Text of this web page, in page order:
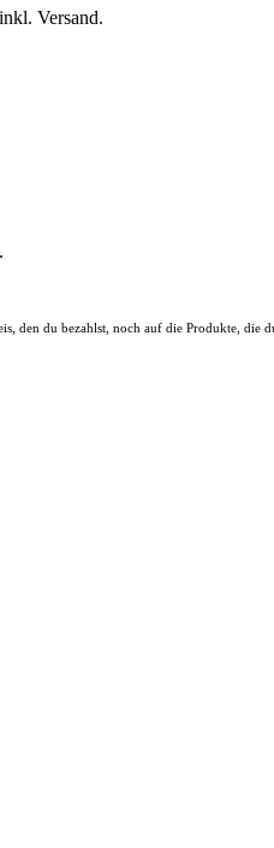
Versand.
den du bezahlst, noch auf die Produkte, die